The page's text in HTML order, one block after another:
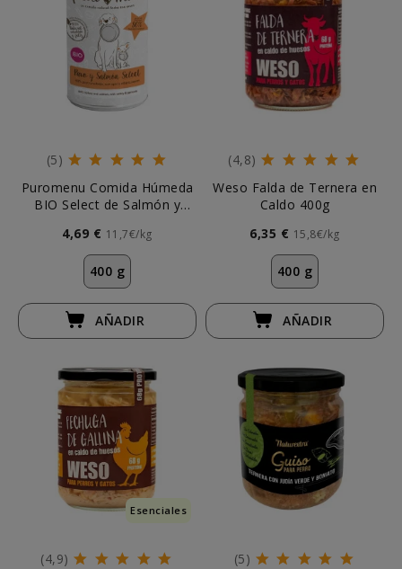
(5)
Puromenu Comida Húmeda
BIO Select de Salmón y
4,69 € 11,7€/kg
400 g
AÑADIR
(4,8)
Weso Falda de Ternera en
Caldo 400g
6,35 € 15,8€/kg
400 g
AÑADIR
Esenciales
(4,9)
(5)